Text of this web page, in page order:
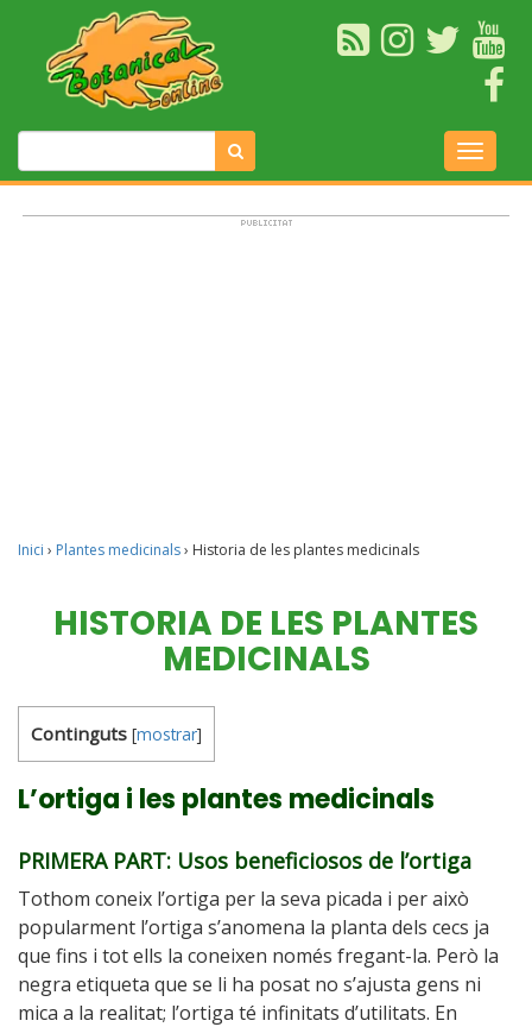
Inici › Plantes medicinals› Historia de les plantes medicinals
HISTORIA DE LES PLANTES
MEDICINALS
Continguts [mostrar]
L’ortiga i les plantes medicinals
PRIMERA PART: Usos beneficiosos de l’ortiga
Tothom coneix l’ortiga per la seva picada i per això
popularment l’ortiga s’anomena la planta dels cecs ja
que fins i tot ells la coneixen només fregant-la. Però la
negra etiqueta que se li ha posat no s’ajusta gens ni
mica a la realitat; l’ortiga té infinitats d’utilitats. En